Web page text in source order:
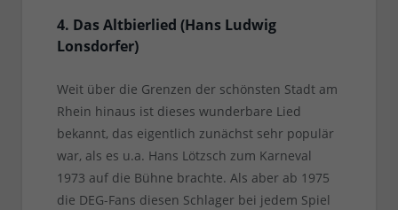
4. Das Altbierlied (Hans Ludwig
Lonsdorfer)
Weit über die Grenzen der schönsten Stadt am
Rhein hinaus ist dieses wunderbare Lied
bekannt, das eigentlich zunächst sehr populär
war, als es u.a. Hans Lötzsch zum Karneval
1973 auf die Bühne brachte. Als aber ab 1975
die DEG-Fans diesen Schlager bei jedem Spiel